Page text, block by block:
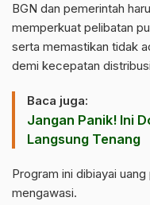
BGN dan pemerintah
memperkuat pelibatan
serta memastikan tidak
demi kecepatan
Baca juga:
Jangan Panik! Ini
Langsung Tenang
Program ini dibiayai
mengawasi.